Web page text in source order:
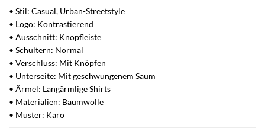
• Stil: Casual, Urban-Streetstyle
• Logo: Kontrastierend
• Ausschnitt: Knopfleiste
• Schultern: Normal
• Verschluss: Mit Knöpfen
• Unterseite: Mit geschwungenem Saum
• Ärmel: Langärmlige Shirts
• Materialien: Baumwolle
• Muster: Karo